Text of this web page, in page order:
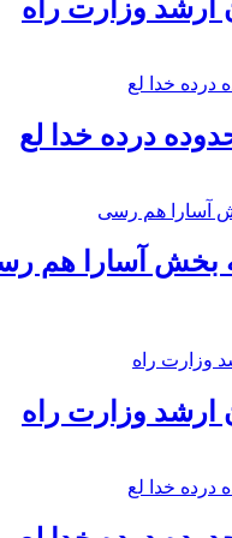
ارشد وزارت راه
درده خدا لع
بخش آسارا هم
ارشد وزارت راه